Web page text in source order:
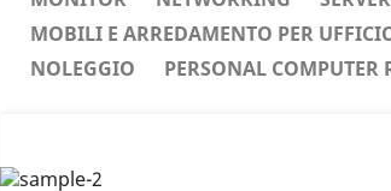
MOBILI E ARREDAMENTO PER
NOLEGGIO
PERSONAL COMPUTER